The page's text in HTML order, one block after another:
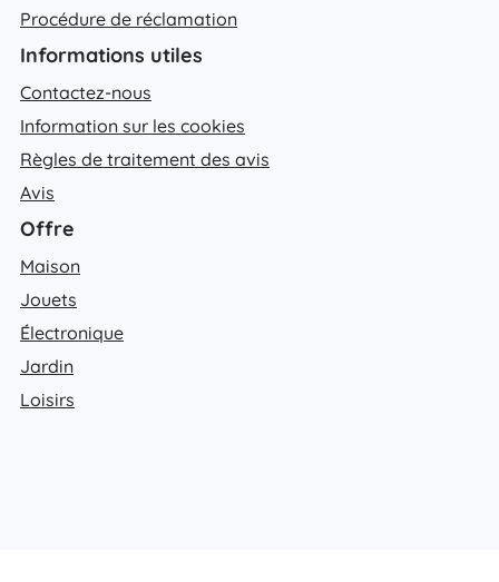
Procédure de réclamation
Informations utiles
Contactez-nous
Information sur les cookies
Règles de traitement des avis
Avis
Offre
Maison
Jouets
Électronique
Jardin
Loisirs